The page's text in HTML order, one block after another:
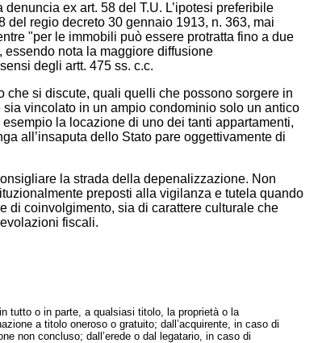
ex art. 58 del T.U. L’ipotesi preferibile
del regio decreto 30 gennaio 1913, n. 363, mai
"per le immobili può essere protratta fino a due
nota la maggiore diffusione
degli artt. 475 ss. c.c.
si discute, quali quelli che possono sorgere in
vincolato in un ampio condominio solo un antico
la locazione di uno dei tanti appartamenti,
all’insaputa dello Stato pare oggettivamente di
la strada della depenalizzazione. Non
preposti alla vigilanza e tutela quando
di coinvolgimento, sia di carattere culturale che
fiscali.
tutto o in parte, a qualsiasi titolo, la proprietà o la
a titolo oneroso o gratuito; dall’acquirente, in caso di
non concluso; dall’erede o dal legatario, in caso di